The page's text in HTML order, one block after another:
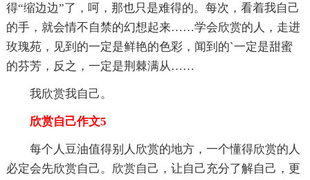
得“缩边边”了，呵，那也只是难得的。每次，看着我自己
的手，就会情不自禁的幻想起来……学会欣赏的人，走进
玫瑰苑，见到的一定是鲜艳的色彩，闻到的`一定是甜蜜
的芬芳，反之，一定是荆棘满从……
我欣赏我自己。
欣赏自己作文5
每个人豆油值得别人欣赏的地方，一个懂得欣赏的人
必定会先欣赏自己。欣赏自己，让自己充分了解自己，更